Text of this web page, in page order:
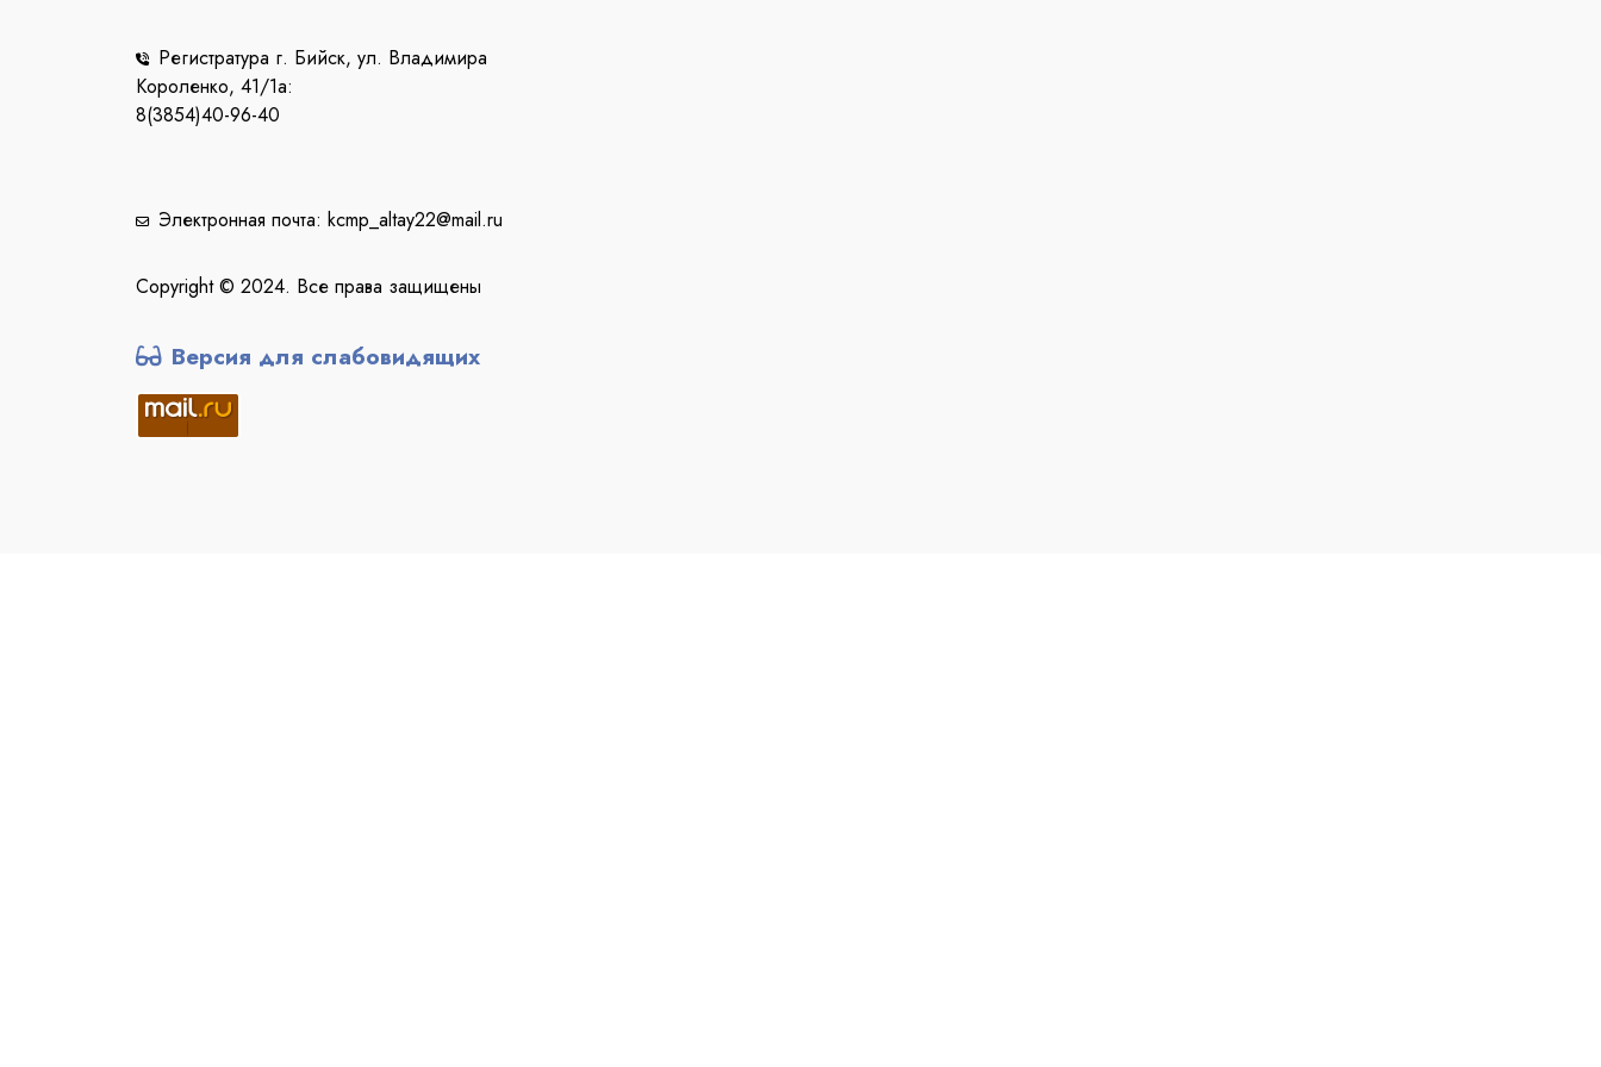
Регистратура г. Бийск, ул. Владимира
Короленко, 41/1a:
8(3854)40-96-40
Электронная почта: kcmp_altay22@mail.ru
Copyright © 2024. Все права защищены
Версия для слабовидящих